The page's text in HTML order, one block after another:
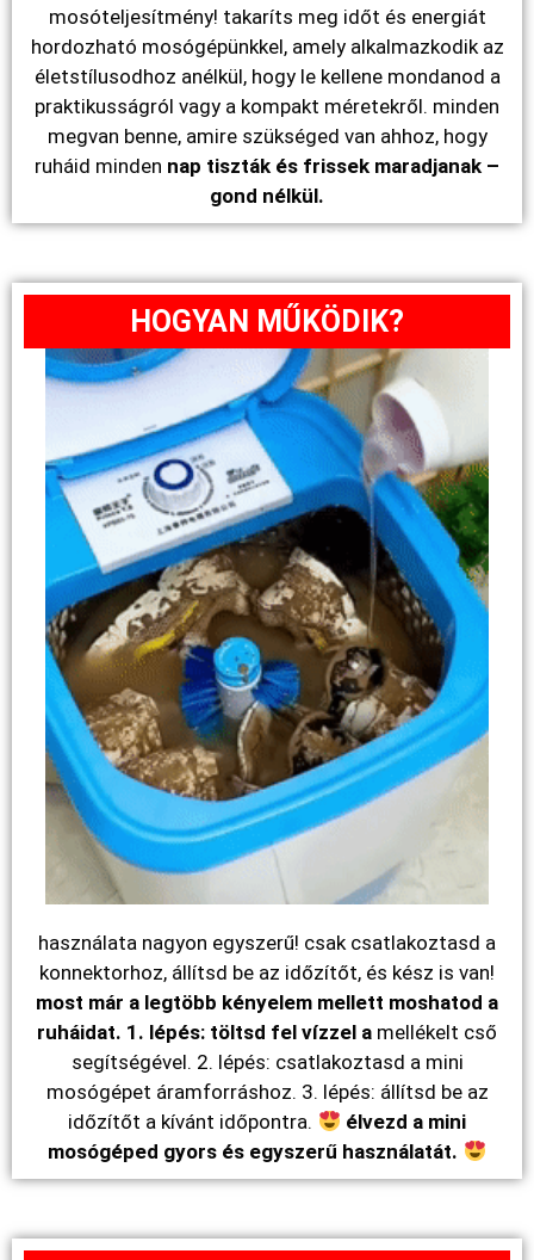
mosóteljesítmény! takaríts meg időt és energiát
hordozható mosógépünkkel, amely alkalmazkodik az
életstílusodhoz anélkül, hogy le kellene mondanod a
praktikusságról vagy a kompakt méretekről. minden
megvan benne, amire szükséged van ahhoz, hogy
ruháid minden nap tiszták és frissek maradjanak –
gond nélkül.
HOGYAN MŰKÖDIK?
használata nagyon egyszerű! csak csatlakoztasd a
konnektorhoz, állítsd be az időzítőt, és kész is van!
most már a legtöbb kényelem mellett moshatod a
ruháidat. 1. lépés: töltsd fel vízzel a mellékelt cső
segítségével. 2. lépés: csatlakoztasd a mini
mosógépet áramforráshoz. 3. lépés: állítsd be az
időzítőt a kívánt időpontra.
élvezd a mini
mosógéped gyors és egyszerű használatát.